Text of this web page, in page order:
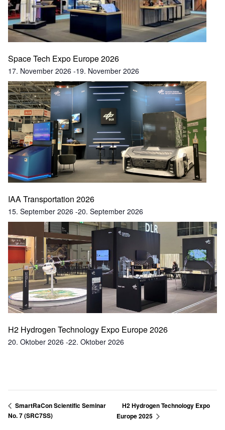
Space Tech Expo Europe 2026
17. November 2026 -19. November 2026
IAA Transportation 2026
15. September 2026 -20. September 2026
H2 Hydrogen Technology Expo Europe 2026
20. Oktober 2026 -22. Oktober 2026
SmartRaCon Scientific Seminar
No. 7 (SRC7SS)
H2 Hydrogen Technology Expo
Europe 2025